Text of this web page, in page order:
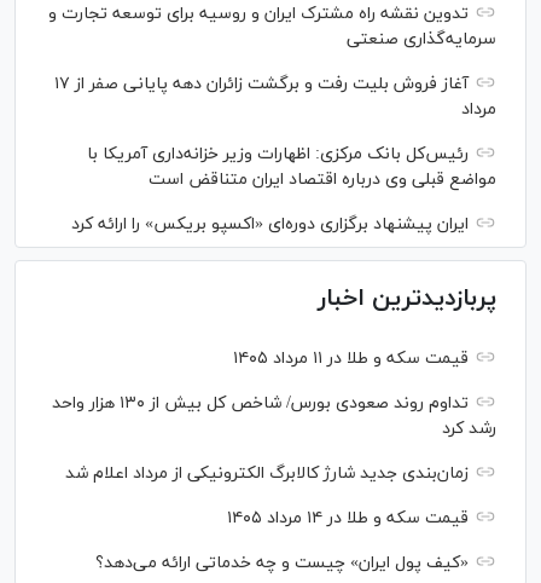
تدوین نقشه راه مشترک ایران و روسیه برای توسعه تجارت و
سرمایه‌گذاری صنعتی
آغاز فروش بلیت رفت و برگشت زائران دهه پایانی صفر از ۱۷
مرداد
رئیس‌کل بانک مرکزی: اظهارات وزیر خزانه‌داری آمریکا با
مواضع قبلی وی درباره اقتصاد ایران متناقض است
ایران پیشنهاد برگزاری دوره‌ای «اکسپو بریکس» را ارائه کرد
پربازدیدترین اخبار
قیمت سکه و طلا در ۱۱ مرداد ۱۴۰۵
تداوم روند صعودی بورس/ شاخص کل بیش از ۱۳۰ هزار واحد
رشد کرد
زمان‌بندی جدید شارژ کالابرگ الکترونیکی از مرداد اعلام شد
قیمت سکه و طلا در ۱۴ مرداد ۱۴۰۵
«کیف پول ایران» چیست و چه خدماتی ارائه می‌دهد؟